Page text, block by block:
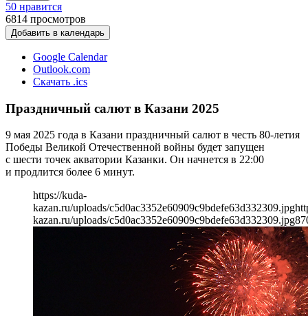
50 нравится
6814 просмотров
Добавить в календарь
Google Calendar
Outlook.com
Скачать .ics
Праздничный салют в Казани 2025
9 мая 2025 года в Казани праздничный салют в честь 80-летия
Победы Великой Отечественной войны будет запущен
с шести точек акватории Казанки. Он начнется в 22:00
и продлится более 6 минут.
https://kuda-
kazan.ru/uploads/c5d0ac3352e60909c9bdefe63d332309.jpg
kazan.ru/uploads/c5d0ac3352e60909c9bdefe63d332309.jpg